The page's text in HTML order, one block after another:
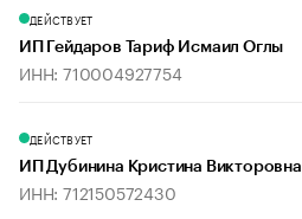
ДЕЙСТВУЕТ
ИП Гейдаров Тариф Исмаил Оглы
ИНН: 710004927754
ДЕЙСТВУЕТ
ИП Дубинина Кристина Викторовна
ИНН: 712150572430